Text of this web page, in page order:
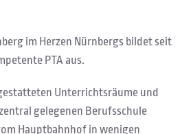
im Herzen Nürnbergs bildet seit
PTA aus.
Unterrichtsräume und
gelegenen Berufsschule
Hauptbahnhof in wenigen